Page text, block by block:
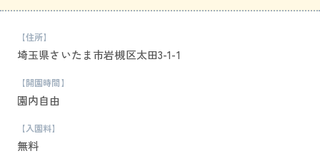
【住所】
埼玉県さいたま市岩槻区太田3-1-1
【開園時間】
園内自由
【入園料】
無料